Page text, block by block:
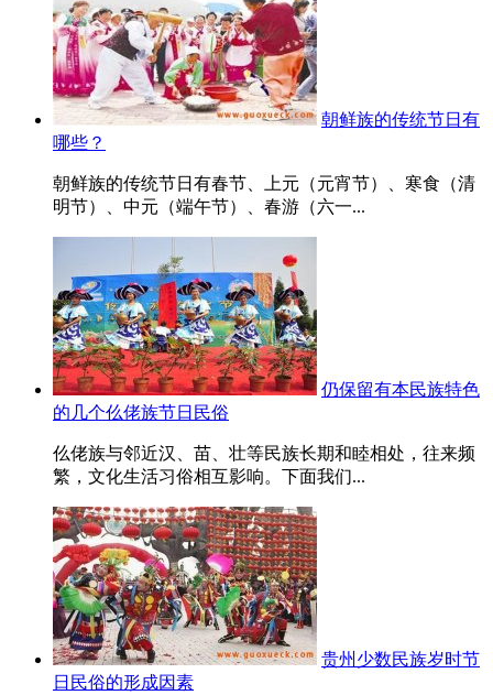
朝鲜族的传统节日有
哪些？
朝鲜族的传统节日有春节、上元（元宵节）、寒食（清
明节）、中元（端午节）、春游（六一...
仍保留有本民族特色
的几个仫佬族节日民俗
仫佬族与邻近汉、苗、壮等民族长期和睦相处，往来频
繁，文化生活习俗相互影响。下面我们...
贵州少数民族岁时节
日民俗的形成因素